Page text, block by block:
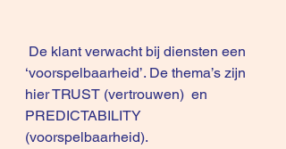
‘voorspelbaarheid’. De thema’s zijn
hier TRUST (vertrouwen)  en
PREDICTABILITY
(voorspelbaarheid).